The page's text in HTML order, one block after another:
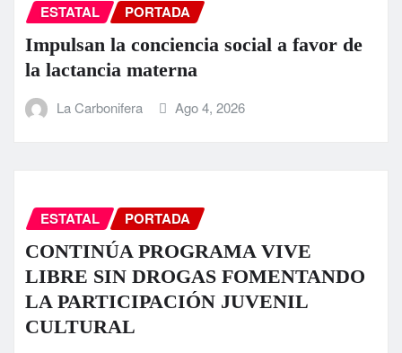
ESTATAL PORTADA
Impulsan la conciencia social a favor de
la lactancia materna
La Carbonifera Ago 4, 2026
ESTATAL PORTADA
CONTINÚA PROGRAMA VIVE
LIBRE SIN DROGAS FOMENTANDO
LA PARTICIPACIÓN JUVENIL
CULTURAL